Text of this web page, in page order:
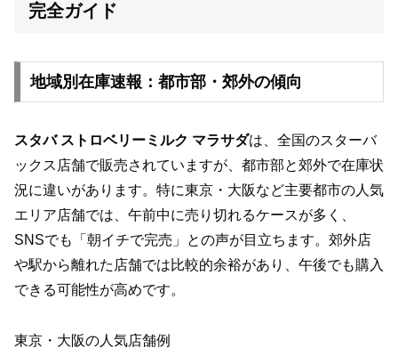
完全ガイド
地域別在庫速報：都市部・郊外の傾向
スタバ ストロベリーミルク マラサダは、全国のスターバ
ックス店舗で販売されていますが、都市部と郊外で在庫状
況に違いがあります。特に東京・大阪など主要都市の人気
エリア店舗では、午前中に売り切れるケースが多く、
SNSでも「朝イチで完売」との声が目立ちます。郊外店
や駅から離れた店舗では比較的余裕があり、午後でも購入
できる可能性が高めです。
東京・大阪の人気店舗例